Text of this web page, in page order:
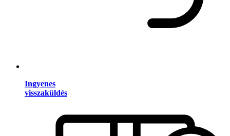
Ingyenes
visszaküldés